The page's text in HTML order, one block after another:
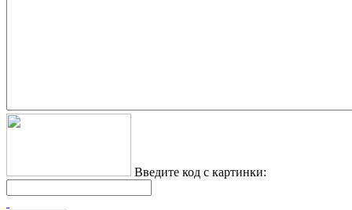
Введите код с картинки: